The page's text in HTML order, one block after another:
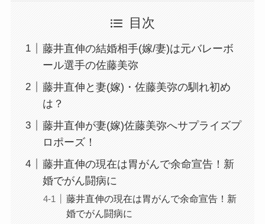
目次
藤井直伸の結婚相手(嫁/妻)は元バレーボ
ール選手の佐藤美弥
藤井直伸と妻(嫁)・佐藤美弥の馴れ初め
は？
藤井直伸が妻(嫁)佐藤美弥へサプライズプ
ロポーズ！
藤井直伸の現在は胃がんで余命宣告！新
婚でがん闘病に
藤井直伸の現在は胃がんで余命宣告！新
婚でがん闘病に